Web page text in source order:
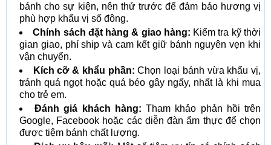
bánh cho sự kiện, nên thử trước để đảm bảo hương vị
phù hợp khẩu vị số đông.
Chính sách đặt hàng & giao hàng: Kiểm tra kỹ thời
gian giao, phí ship và cam kết giữ bánh nguyên vẹn khi
vận chuyển.
Kích cỡ & khẩu phần: Chọn loại bánh vừa khẩu vị,
tránh quá ngọt hoặc quá béo gây ngấy, nhất là khi mua
cho trẻ em.
Đánh giá khách hàng: Tham khảo phản hồi trên
Google, Facebook hoặc các diễn đàn ẩm thực để chọn
được tiệm bánh chất lượng.